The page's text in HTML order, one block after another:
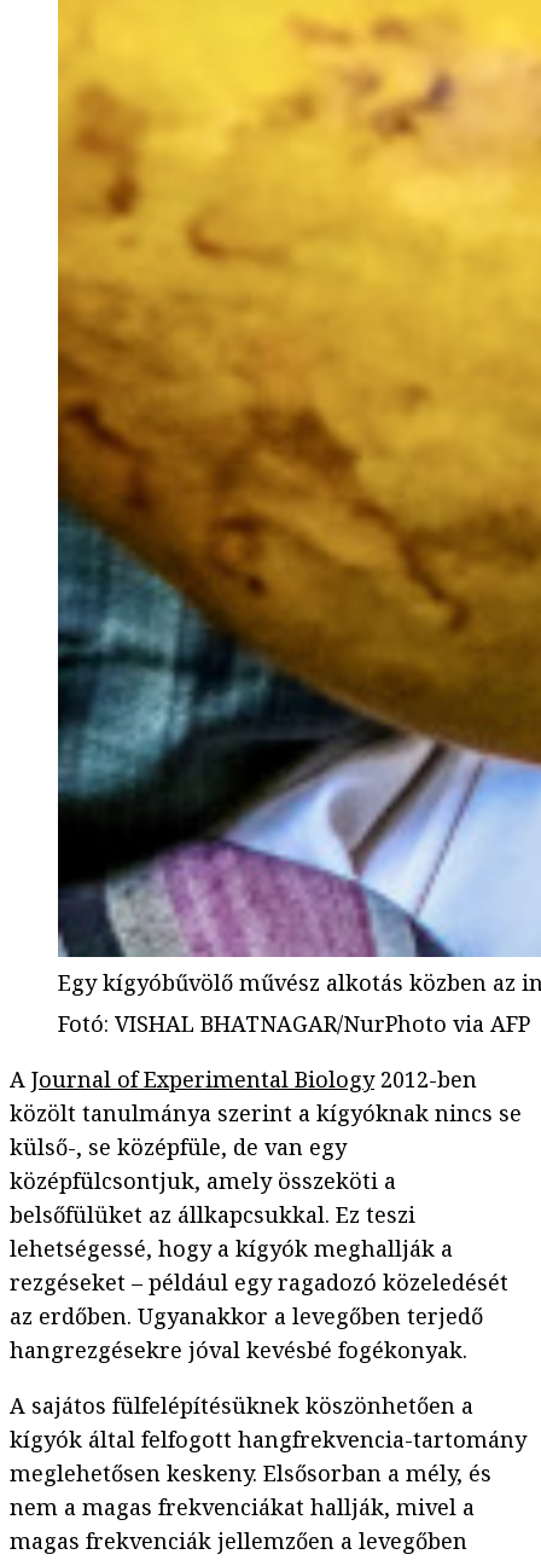
Egy kígyóbűvölő művész alkotás közben az
Fotó: VISHAL BHATNAGAR/NurPhoto via AFP
A Journal of Experimental Biology2012-ben
közölt tanulmánya szerint a kígyóknak nincs se
külső-, se középfüle, de van egy
középfülcsontjuk, amely összeköti a
belsőfülüket az állkapcsukkal. Ez teszi
lehetségessé, hogy a kígyók meghallják a
rezgéseket – például egy ragadozó közeledését
az erdőben. Ugyanakkor a levegőben terjedő
hangrezgésekre jóval kevésbé fogékonyak.
A sajátos fülfelépítésüknek köszönhetően a
kígyók által felfogott hangfrekvencia-tartomány
meglehetősen keskeny. Elsősorban a mély, és
nem a magas frekvenciákat hallják, mivel a
magas frekvenciák jellemzően a levegőben